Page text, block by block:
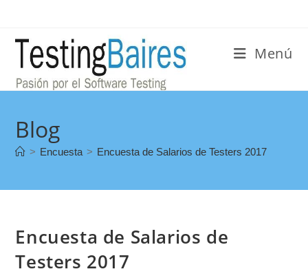
Menú
Blog
> Encuesta > Encuesta de Salarios de Testers 2017
Encuesta de Salarios de
Testers 2017